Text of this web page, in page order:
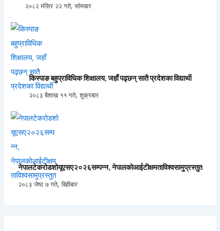
२०८२ मंसिर २२ गते, सोमबार
किस्पाङ बहुप्राविधिक शिक्षालय, जहाँ पढ्छन् सातै प्रदेशका विद्यार्थी
२०८३ बैशाख ११ गते, शुक्रबार
नेपालटेकरोडशोयूएसए२०२६सम्पन्न, नेपालकोआईटीक्षमताविश्वसामुप्रस्तुत
२०८३ जेष्ठ ७ गते, बिहीबार